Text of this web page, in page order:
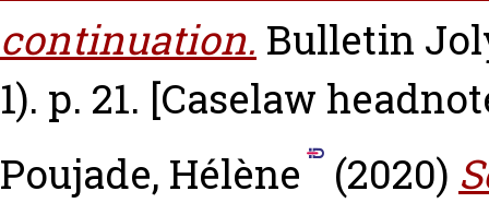
continuation. Bulletin
1). p. 21. [Caselaw
Poujade, Hélène
(2020)